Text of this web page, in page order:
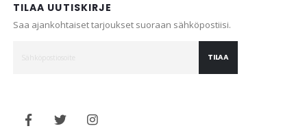
TILAA UUTISKIRJE
Saa ajankohtaiset tarjoukset suoraan sähköpostiisi.
TILAA